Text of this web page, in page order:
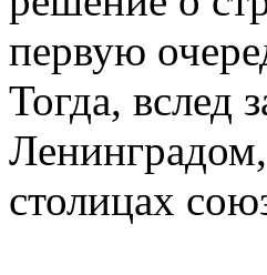
первую
Тогда, вслед
столицах